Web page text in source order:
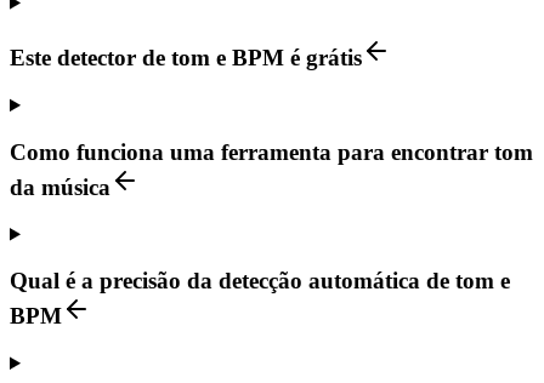
Este detector de tom e BPM é grátis
Como funciona uma ferramenta para encontrar tom
da música
Qual é a precisão da detecção automática de tom e
BPM